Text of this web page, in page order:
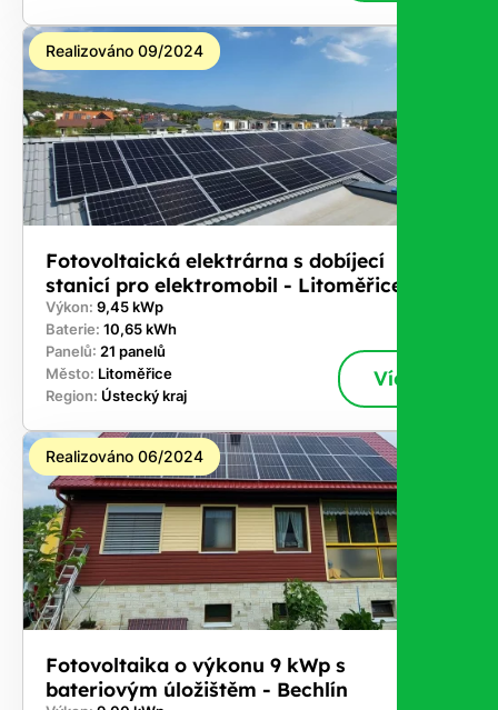
Realizováno 09/2024
Fotovoltaická elektrárna s dobíjecí
stanicí pro elektromobil - Litoměřice
Výkon: 9,45 kWp
Baterie: 10,65 kWh
Panelů: 21 panelů
Město: Litoměřice
Region: Ústecký kraj
Více
Realizováno 06/2024
Fotovoltaika o výkonu 9 kWp s
bateriovým úložištěm - Bechlín